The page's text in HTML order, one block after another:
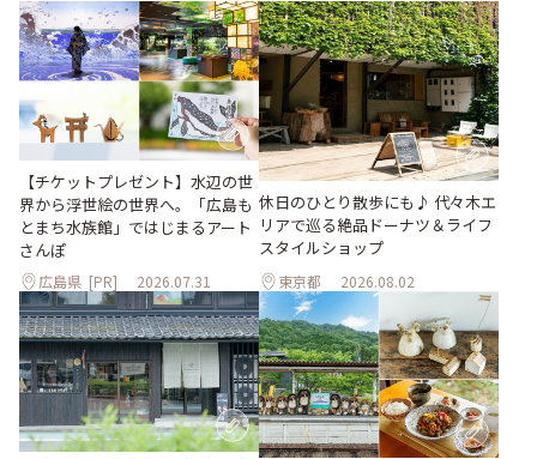
【チケットプレゼント】水辺の世
界から浮世絵の世界へ。「広島も
とまち水族館」ではじまるアート
さんぽ
広島県 [PR] 2026.07.31
休日のひとり散歩にも♪ 代々木エ
リアで巡る絶品ドーナツ＆ライフ
スタイルショップ
東京都 2026.08.02